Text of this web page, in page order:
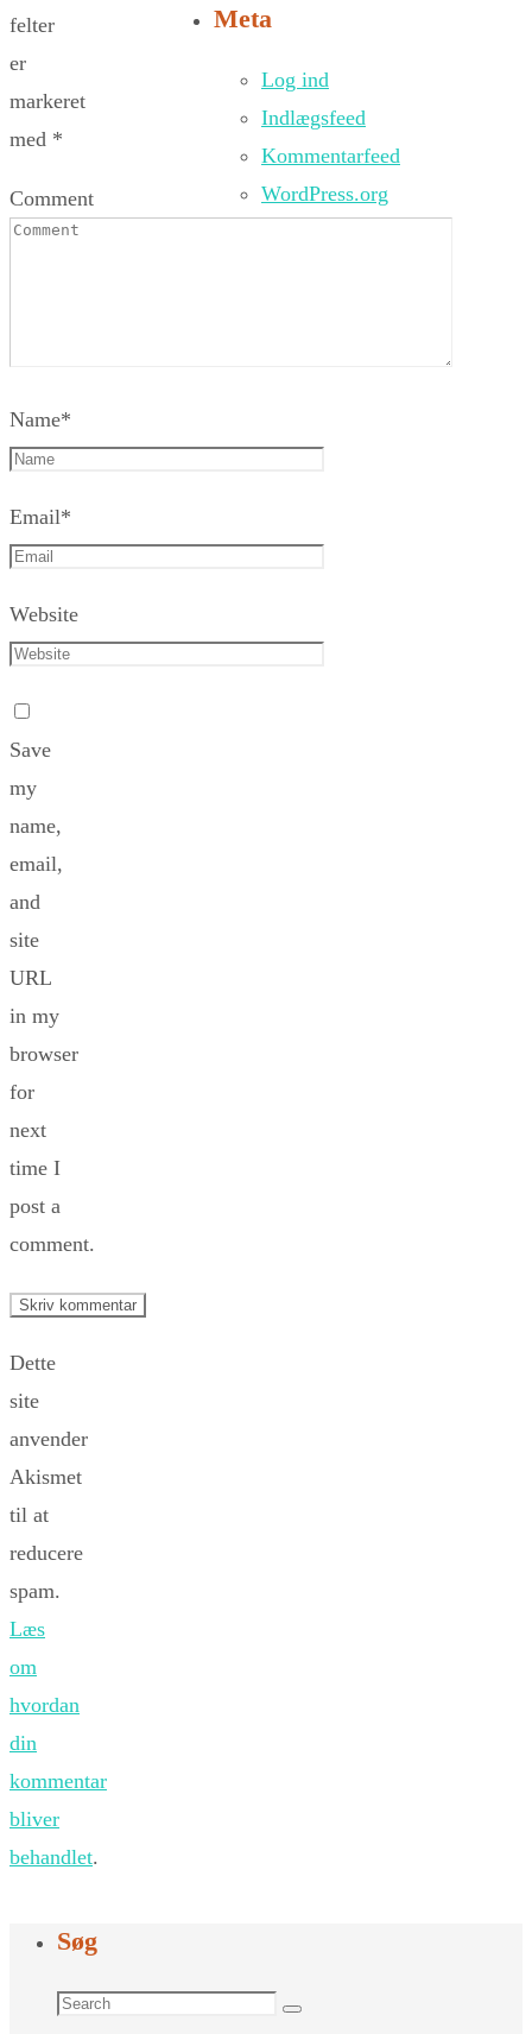
felter
er
markeret
med *
Comment
Name*
Email*
Website
Save
my
name,
email,
and
site
URL
in my
browser
for
next
time I
post a
comment.
Dette
site
anvender
Akismet
til at
reducere
spam.
Læs
om
hvordan
din
kommentar
bliver
behandlet.
Meta
Log ind
Indlægsfeed
Kommentarfeed
WordPress.org
Søg
Search
Search